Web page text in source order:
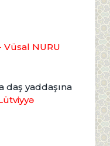
Vüsal NURU
daş yaddaşına